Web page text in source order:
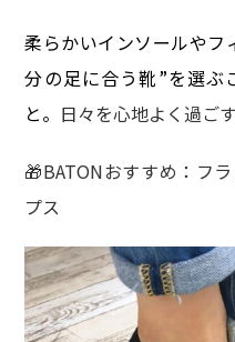
柔らかいインソールやフ
分の足に合う靴”を選ぶ
と。 日々を心地よく過ご
🎁BATONおすすめ：フ
プス